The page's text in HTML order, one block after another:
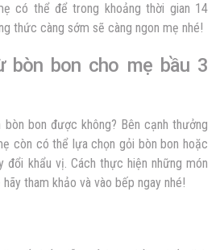
có thể để trong khoảng thời gian 14
thức càng sớm sẽ càng ngon mẹ nhé!
bòn bon cho mẹ bầu 3
bòn bon được không? Bên cạnh thưởng
còn có thể lựa chọn gỏi bòn bon hoặc
đổi khẩu vị. Cách thực hiện những món
tham khảo và vào bếp ngay nhé!